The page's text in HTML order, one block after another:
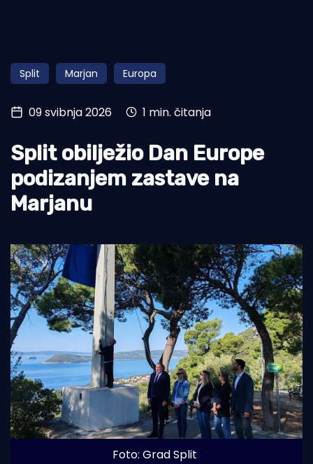
Obala
Otoci
Turizam i nautika
Pomorstvo
Ribolov
Ekologija
Split Marjan Europa
09 svibnja 2026 1 min. čitanja
Split obilježio Dan Europe
podizanjem zastave na
Marjanu
Foto: Grad Split